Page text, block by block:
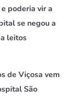
poderia vir a
se negou a
leitos
de Viçosa vem
São